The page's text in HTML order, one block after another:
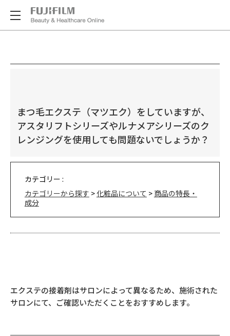
まつ毛エクステ（マツエク）をしていますが、
アスタリフトシリーズやルナメアシリーズのク
レンジングを使用しても問題ないでしょうか？
カテゴリー :
カテゴリーから探す >化粧品について > 商品の特長・
成分
エクステの接着剤はサロンによって異なるため、施術された
サロンにて、ご確認いただくことをおすすめします。